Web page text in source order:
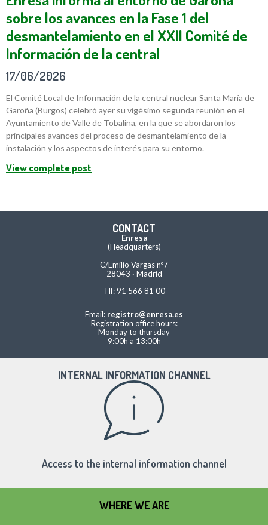
sobre los avances en la Fase 1 del
desmantelamiento en el XXII Comité de
Información de la central
17/06/2026
El Comité Local de Información de la central nuclear Santa María de
Garoña (Burgos) celebró ayer su vigésimo segunda reunión en el
Ayuntamiento de Valle de Tobalina, en la que se abordaron los
principales avances del proceso de desmantelamiento de la
instalación y los aspectos de interés para su entorno.
View complete post
CONTACT
Enresa
(Headquarters)
C/Emilio Vargas nº7
28043 · Madrid
Tlf: 91 566 81 00
Email: registro@enresa.es
Registration office hours:
Monday to thursday
9:00h a 13:00h
INTERNAL INFORMATION CHANNEL
Access to the internal information channel
WHERE WE ARE